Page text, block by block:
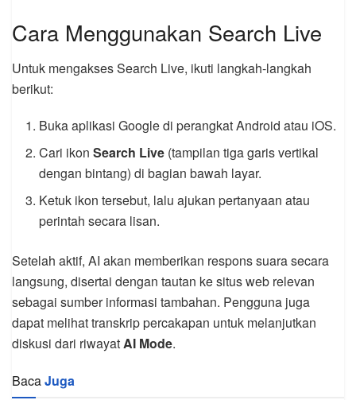
Cara Menggunakan Search Live
Untuk mengakses Search Live, ikuti langkah-langkah
berikut:
Buka aplikasi Google di perangkat Android atau iOS.
Cari ikonSearch Live (tampilan tiga garis vertikal
dengan bintang) di bagian bawah layar.
Ketuk ikon tersebut, lalu ajukan pertanyaan atau
perintah secara lisan.
Setelah aktif, AI akan memberikan respons suara secara
langsung, disertai dengan tautan ke situs web relevan
sebagai sumber informasi tambahan. Pengguna juga
dapat melihat transkrip percakapan untuk melanjutkan
diskusi dari riwayatAI Mode.
BacaJuga